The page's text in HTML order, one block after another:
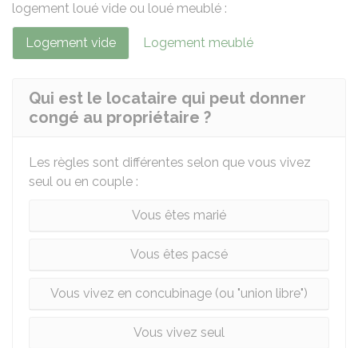
logement loué vide ou loué meublé :
Logement vide Logement meublé
Qui est le locataire qui peut donner
congé au propriétaire ?
Les règles sont différentes selon que vous vivez
seul ou en couple :
Vous êtes marié
Vous êtes pacsé
Vous vivez en concubinage (ou "union libre")
Vous vivez seul